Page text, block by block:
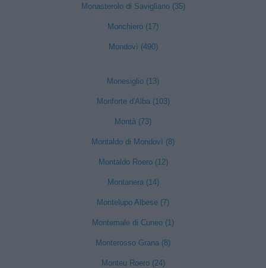
Monasterolo di Savigliano (35)
Monchiero (17)
Mondovì (490)
Monesiglio (13)
Monforte d'Alba (103)
Montà (73)
Montaldo di Mondovì (8)
Montaldo Roero (12)
Montanera (14)
Montelupo Albese (7)
Montemale di Cuneo (1)
Monterosso Grana (8)
Monteu Roero (24)